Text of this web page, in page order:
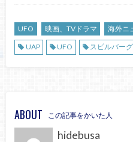
UFO 映画、TVドラマ 海外ニ
UAP
UFO スピルバーグ
ABOUT この記事をかいた人
hidebusa